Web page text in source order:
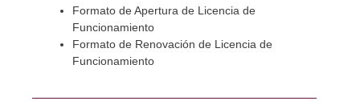
Formato de Apertura de Licencia de
Funcionamiento
Formato de Renovación de Licencia de
Funcionamiento